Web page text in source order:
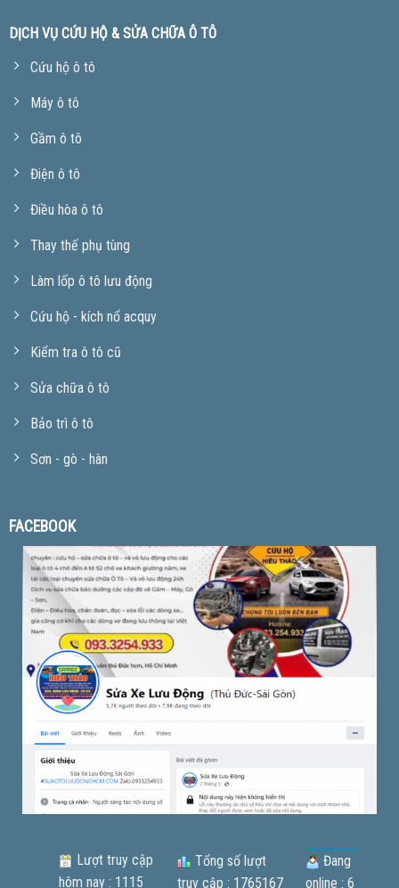
DỊCH VỤ CỨU HỘ & SỬA CHỮA Ô TÔ
Cứu hộ ô tô
Máy ô tô
Gầm ô tô
Điện ô tô
Điều hòa ô tô
Thay thế phụ tùng
Làm lốp ô tô lưu động
Cứu hộ - kích nổ acquy
Kiểm tra ô tô cũ
Sửa chữa ô tô
Bảo trì ô tô
Sơn - gò - hàn
FACEBOOK
Lượt truy cập
hôm nay : 1115
Tổng số lượt
truy cập : 1765167
Đang
online : 6